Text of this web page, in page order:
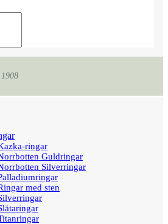
ringar
Guldringar
Silverringar
med sten